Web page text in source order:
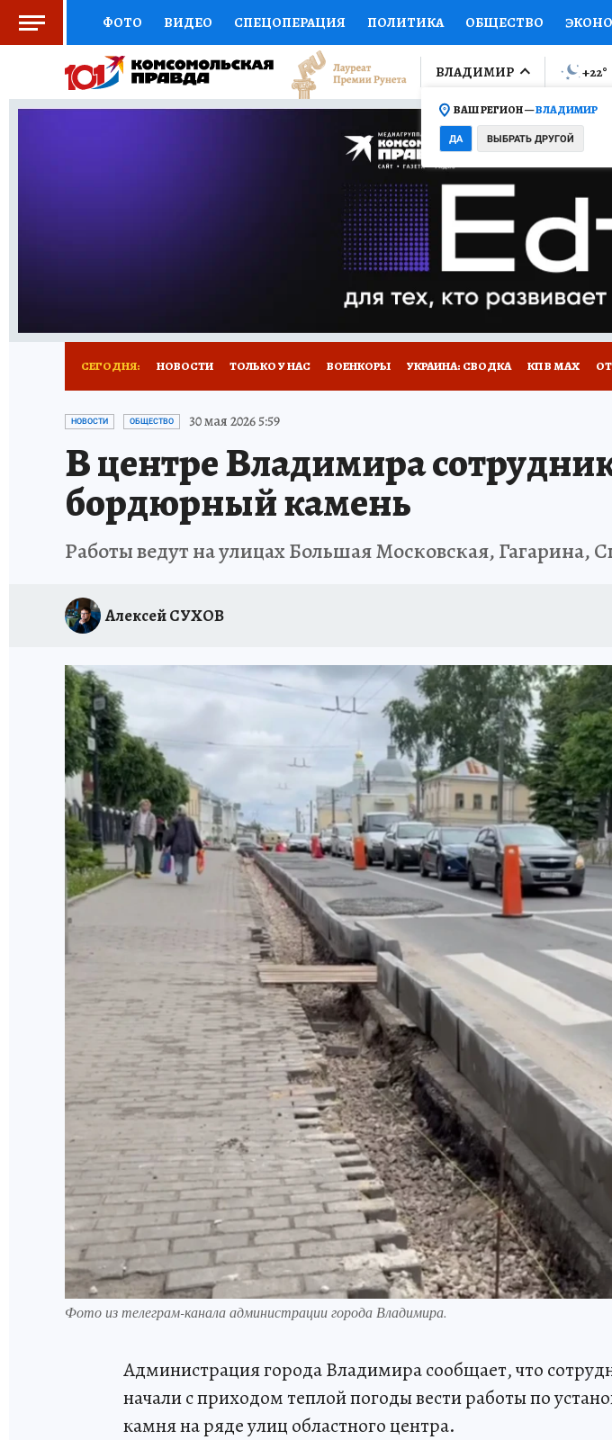
ФОТО ВИДЕО СПЕЦОПЕРАЦИЯ ПОЛИТИКА ОБЩЕСТВО
СОЦПОДДЕРЖКА НАУКА СПОРТ КОЛУМНИСТЫ ПРОИСШЕСТВИЯ
ВЫБОР ЭКСПЕРТОВ ДОКТОР ФИНАНСЫ ОТКРЫВАЕМ МИР Я ЗНАЮ
ПРОГНОЗЫ НА СПОРТ ПРОМОКОДЫ СЕРИАЛЫ
ТЕЛЕВИЗОР КОЛЛЕКЦИИ
НОВОЕ НА САЙТЕ СПЕЦПРОЕКТЫ
ВЛАДИМИР
ВАШ РЕГИОН —ВЛАДИМИР
ДА ВЫБРАТЬ ДРУГОЙ
+22°
СЕГОДНЯ: НОВОСТИ ТОЛЬКО У НАС ВОЕНКОРЫ УКРАИНА: СВОДКА КП В МАХ
ИСПЫТАНО НА СЕБЕ
НОВОСТИ ОБЩЕСТВО 30 мая 2026 5:59
В центре Владимира
бордюрный камень
Работы ведут на улицах Большая Московская, Гагарина,
Алексей СУХОВ
Фото из телеграм-канала администрации города Владимира.
Администрация города Владимира сообщает, что
начали с приходом теплой погоды вести работы по
камня на ряде улиц областного центра.